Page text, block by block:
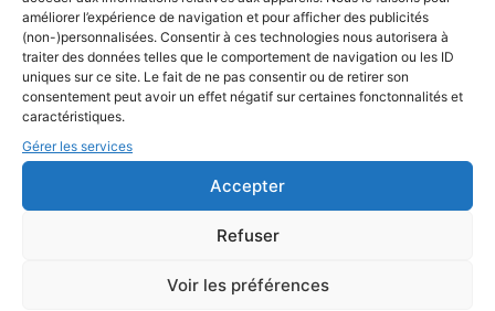
améliorer l’expérience de navigation et pour afficher des publicités
(non-)personnalisées. Consentir à ces technologies nous autorisera à
traiter des données telles que le comportement de navigation ou les ID
uniques sur ce site. Le fait de ne pas consentir ou de retirer son
consentement peut avoir un effet négatif sur certaines fonctonnalités et
caractéristiques.
Gérer les services
Accepter
Refuser
Voir les préférences
Paiement Sécurisé
3D Secure Via Crédit Mutuel